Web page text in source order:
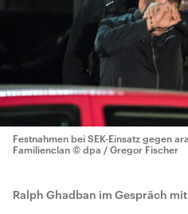
Festnahmen bei SEK-Einsatz gegen
Familienclan © dpa / Gregor Fischer
Ralph Ghadban im Gespräch